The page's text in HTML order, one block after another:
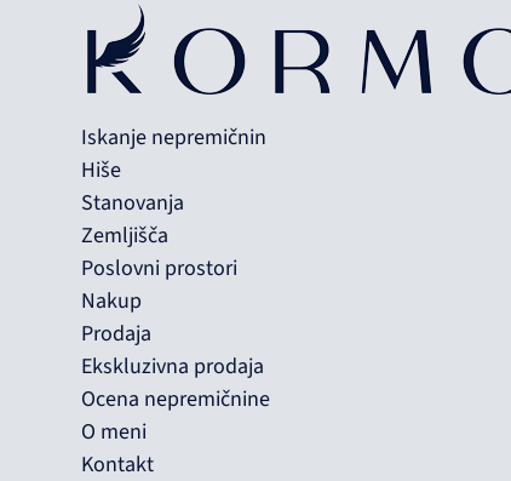
Iskanje nepremičnin
Hiše
Stanovanja
Zemljišča
Poslovni prostori
Nakup
Prodaja
Ekskluzivna prodaja
Ocena nepremičnine
O meni
Kontakt